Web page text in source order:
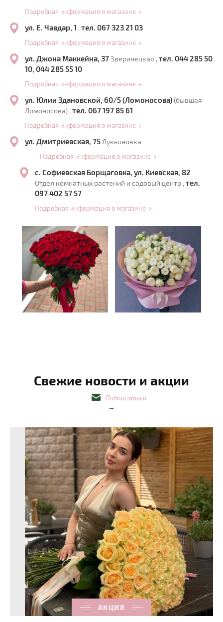
Подробная информация о магазине →
ул. Е. Чавдар, 1 , тел. 067 323 21 03
Подробная информация о магазине →
ул. Джона Маккейна, 37 Зверинецкая , тел. 044 285 50
10, 044 285 55 10
Подробная информация о магазине →
ул. Юлии Здановской, 60/5 (Ломоносова)(бывшая
Ломоносова) , тел. 067 197 85 61
Подробная информация о магазине →
ул. Дмитриевская, 75Лукьяновка
Подробная информация о магазине →
с. Софиевская Борщаговка, ул. Киевская, 82
Отдел комнатных растений и садовый центр , тел.
097 402 57 57
Подробная информация о магазине →
Свежие новости и акции
Подписаться
→
АКЦИЯ